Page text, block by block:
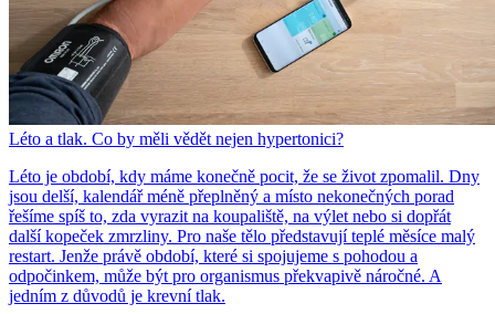
Léto a tlak. Co by měli vědět nejen hypertonici?
Léto je období, kdy máme konečně pocit, že se život zpomalil. Dny
jsou delší, kalendář méně přeplněný a místo nekonečných porad
řešíme spíš to, zda vyrazit na koupaliště, na výlet nebo si dopřát
další kopeček zmrzliny. Pro naše tělo představují teplé měsíce malý
restart. Jenže právě období, které si spojujeme s pohodou a
odpočinkem, může být pro organismus překvapivě náročné. A
jedním z důvodů je krevní tlak.